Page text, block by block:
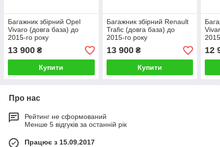
Багажник збірний Opel
Vivaro (довга база) до
2015-го року
13 900 ₴
Купити
Багажник збірний Renault
Trafic (довга база) до
2015-го року
13 900₴
Купити
12
Про нас
Рейтинг не сформований
Менше 5 відгуків за останній рік
Працює з 15.09.2017